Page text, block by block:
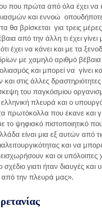
που πρώτα από όλα έχει να
και εννοώ
θα βρίσκεται για τρεις
από την άλλη τι έχει
έχει να κάνει και με τα
με χαμηλό αριθμό
και μπορεί να
και στις άλλες
του παγκόσμιου
πλευρά και ο
πρωτόκολλα που έκανε και
το ψηφιακό πιστοποιητικό
είναι μια εξ αυτών
και να
και οι
σχέδιο γιατι ήταν διαυγές
την πλευρά μας».